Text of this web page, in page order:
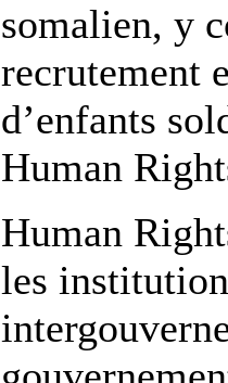
somalien, y
recrutement
d’enfants
Human
Human
les